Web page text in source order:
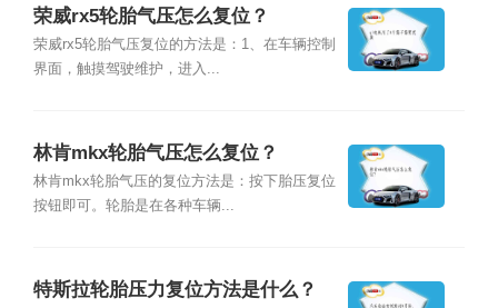
荣威rx5轮胎气压怎么复位？
荣威rx5轮胎气压复位的方法是：1、在车辆控制
界面，触摸驾驶维护，进入...
林肯mkx轮胎气压怎么复位？
林肯mkx轮胎气压的复位方法是：按下胎压复位
按钮即可。轮胎是在各种车辆...
特斯拉轮胎压力复位方法是什么？